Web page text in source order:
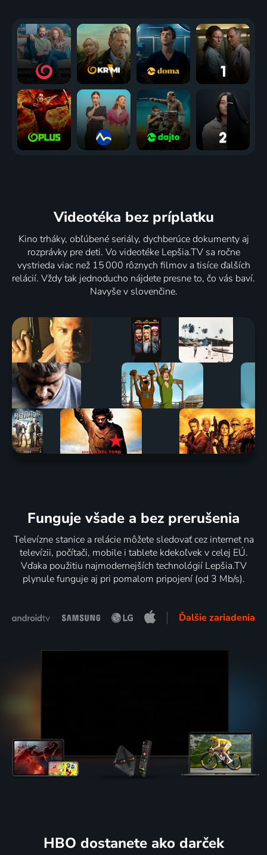
Videotéka bez príplatku
Kino trháky, obľúbené seriály, dychberúce dokumenty aj
rozprávky pre deti. Vo videotéke Lepšia.TV sa ročne
vystrieda viac než 15 000 rôznych filmov a tisíce ďalších
relácií. Vždy tak jednoducho nájdete presne to, čo vás baví.
Navyše v slovenčine.
Funguje všade a bez prerušenia
Televízne stanice a relácie môžete sledovať cez internet na
televízii, počítači, mobile i tablete kdekoľvek v celej EÚ.
Vďaka použitiu najmodernejších technológií Lepšia.TV
plynule funguje aj pri pomalom pripojení (od 3 Mb/s).
Ďalšie zariadenia
HBO dostanete ako darček